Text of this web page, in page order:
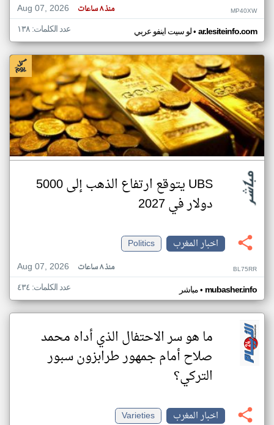
Aug 07, 2026
منذ ٨ ساعات MP40XW
لو سيت اينفو عربي• ar.lesiteinfo.com عدد الكلمات: ١٣٨
UBS يتوقع ارتفاع الذهب إلى 5000
دولار في 2027
اخبار المغرب
Politics
Aug 07, 2026
منذ ٨ ساعات BL75RR
مباشر• mubasher.info عدد الكلمات: ٤٣٤
ما هو سر الاحتفال الذي أداه محمد
صلاح أمام جمهور طرابزون سبور
التركي؟
اخبار المغرب
Varieties